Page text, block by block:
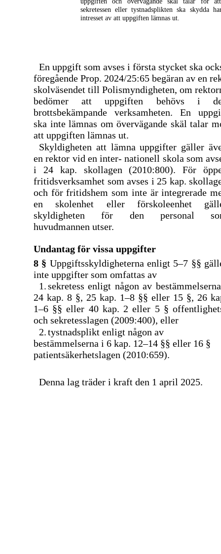
sekretessen eller tystnadsplikten ska skydda
intresset av att uppgiften lämnas ut.
En uppgift som avses i första stycket ska
föregående Prop. 2024/25:65 begäran av en
skolväsendet till Polismyndigheten, om
bedömer att uppgiften behövs i
brottsbekämpande verksamheten. En
ska inte lämnas om övervägande skäl talar
att uppgiften lämnas ut.
Skyldigheten att lämna uppgifter gäller
en rektor vid en inter- nationell skola som
i 24 kap. skollagen (2010:800). För
fritidsverksamhet som avses i 25 kap.
och för fritidshem som inte är integrerade
en skolenhet eller förskoleenhet
skyldigheten för den personal
huvudmannen utser.
Undantag för vissa uppgifter
8 § Uppgiftsskyldigheterna enligt 5–7 §§
inte uppgifter som omfattas av
1.sekretess enligt någon av
24 kap. 8 §, 25 kap. 1–8 §§ eller 15 §, 26
1–6 §§ eller 40 kap. 2 eller 5 §
och sekretesslagen (2009:400), eller
2.tystnadsplikt enligt någon av
bestämmelserna i 6 kap. 12–14 §§ eller 16 §
patientsäkerhetslagen (2010:659).
Denna lag träder i kraft den 1 april 2025.